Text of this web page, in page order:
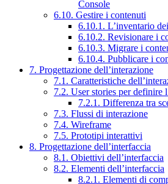
Console
6.10. Gestire i contenuti
6.10.1. L’inventario
6.10.2. Revisionare i
6.10.3. Migrare i
6.10.4. Pubblicare i
7. Progettazione dell’interazione
7.1. Caratteristiche
7.2. User stories per definire
7.2.1. Differenza tra
7.3. Flussi di interazione
7.4. Wireframe
7.5. Prototipi interattivi
8. Progettazione dell’interfaccia
8.1. Obiettivi dell’interfaccia
8.2. Elementi dell’interfaccia
8.2.1. Elementi di